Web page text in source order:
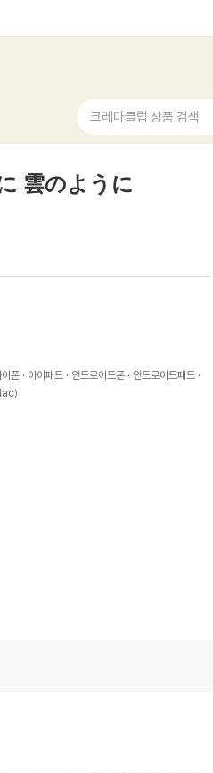
크레마클럽 상품 검색
雲のように
이폰 아이패드 안드로이드폰
안드로이드패드